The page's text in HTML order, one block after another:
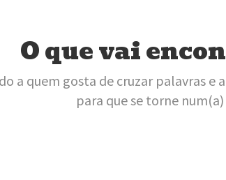
O que vai
a quem gosta de cruzar palavras
para que se torne